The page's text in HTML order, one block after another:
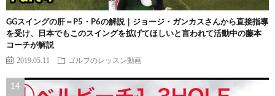
GGスイングの肝＝P5・P6の解説｜ジョージ・ガンカスさんから直接指導
を受け、日本でもこのスイングを拡げてほしいと言われて活動中の藤本
コーチが解説
2019.05.11 ゴルフのレッスン動画